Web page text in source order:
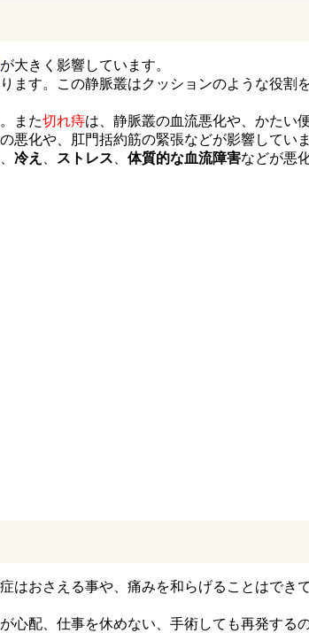
が大きく影響しています。
ます。この静脈叢はクッションのような役
また切れ痔は、静脈叢の血流悪化や、かたい
悪化や、肛門括約筋の緊張などが影響していま
冷え ストレス 体質的な血流障害などが悪
おさえる事や、痛みを和らげることはで
心配、仕事を休めない、手術しても再発す